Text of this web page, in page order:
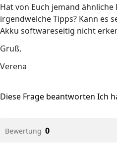
Hat von Euch jemand
irgendwelche Tipps? Kann es
Akku softwareseitig nicht
Gruß,
Verena
Diese Frage beantworten Ich
Bewertung 0